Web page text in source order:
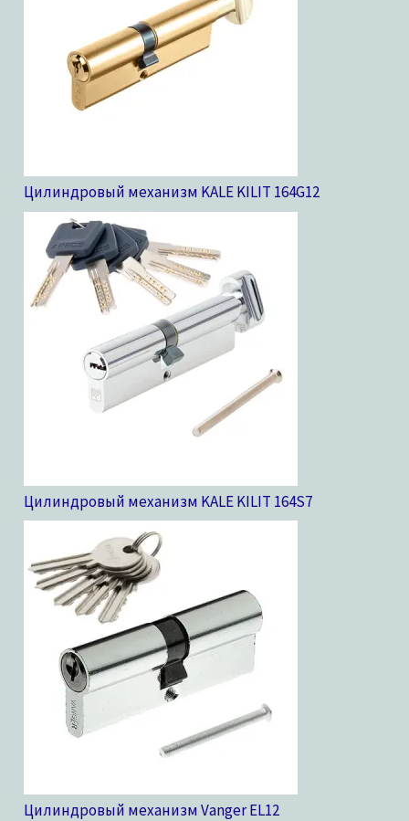
Цилиндровый механизм KALE KILIT 164G12
Цилиндровый механизм KALE KILIT 164S7
Цилиндровый механизм Vanger EL12